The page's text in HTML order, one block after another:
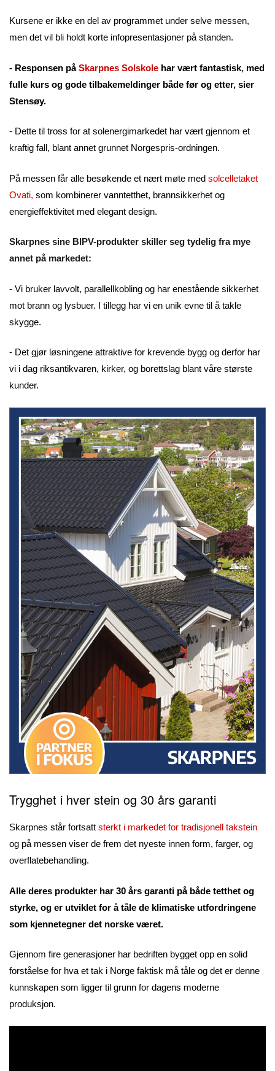
Kursene er ikke en del av programmet under selve messen,
men det vil bli holdt korte infopresentasjoner på standen.
- Responsen påSkarpnes Solskole har vært fantastisk, med
fulle kurs og gode tilbakemeldinger både før og etter, sier
Stensøy.
- Dette til tross for at solenergimarkedet har vært gjennom et
kraftig fall, blant annet grunnet Norgespris-ordningen.
På messen får alle besøkende et nært møte med solcelletaket
Ovati, som kombinerer vanntetthet, brannsikkerhet og
energieffektivitet med elegant design.
Skarpnes sine BIPV-produkter skiller seg tydelig fra mye
annet på markedet:
- Vi bruker lavvolt, parallellkobling og har enestående sikkerhet
mot brann og lysbuer. I tillegg har vi en unik evne til å takle
skygge.
- Det gjør løsningene attraktive for krevende bygg og derfor har
vi i dag riksantikvaren, kirker, og borettslag blant våre største
kunder.
Trygghet i hver stein og 30 års garanti
Skarpnes står fortsatt sterkt i markedet for tradisjonell takstein
og på messen viser de frem det nyeste innen form, farger, og
overflatebehandling.
Alle deres produkter har 30 års garanti på både tetthet og
styrke, og er utviklet for å tåle de klimatiske utfordringene
som kjennetegner det norske været.
Gjennom fire generasjoner har bedriften bygget opp en solid
forståelse for hva et tak i Norge faktisk må tåle og det er denne
kunnskapen som ligger til grunn for dagens moderne
produksjon.